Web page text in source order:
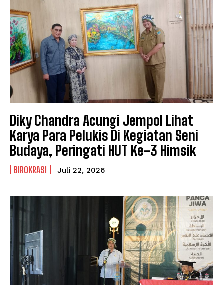
Diky Chandra Acungi Jempol Lihat
Karya Para Pelukis Di Kegiatan Seni
Budaya, Peringati HUT Ke-3 Himsik
BIROKRASI Juli 22, 2026